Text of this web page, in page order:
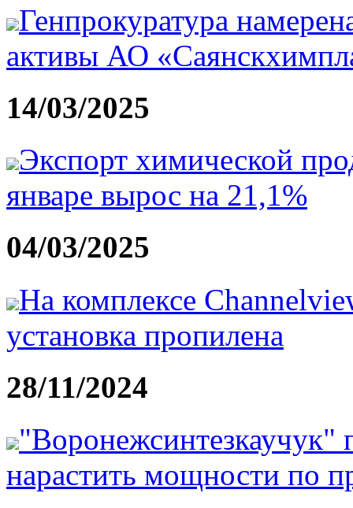
Генпрокуратура
активы АО
14/03/2025
Экспорт химической
январе вырос на 21,1%
04/03/2025
На комплексе
установка пропилена
28/11/2024
"Воронежсинтезкаучук"
нарастить мощности по